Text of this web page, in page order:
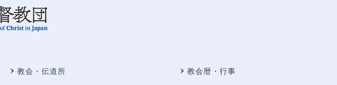
教会・伝道所 教会暦・行事